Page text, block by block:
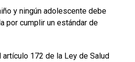
y ningún adolescente debe
por cumplir un estándar de
172 de la Ley de Salud